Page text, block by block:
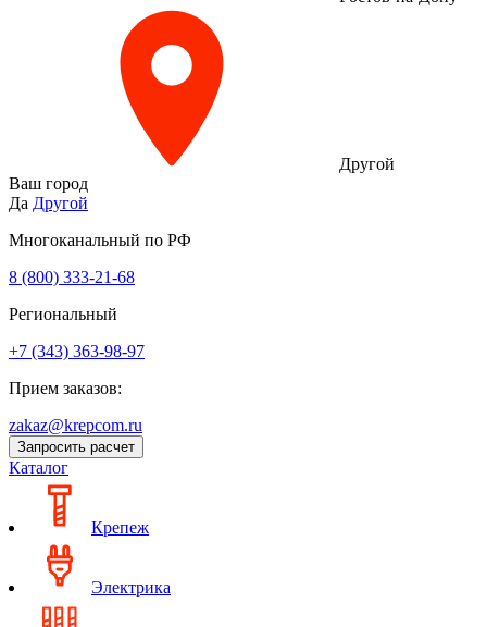
Другой
Ваш город
Да Другой
Многоканальный по РФ
8 (800) 333‑21-68
Региональный
+7 (343) 363-98-97
Прием заказов:
zakaz@krepcom.ru
Запросить расчет
Каталог
Крепеж
Электрика